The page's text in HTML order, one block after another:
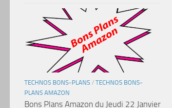
TECHNOS BONS-PLANS / TECHNOS BONS-
PLANS AMAZON
Bons Plans Amazon du Jeudi 22 Janvier